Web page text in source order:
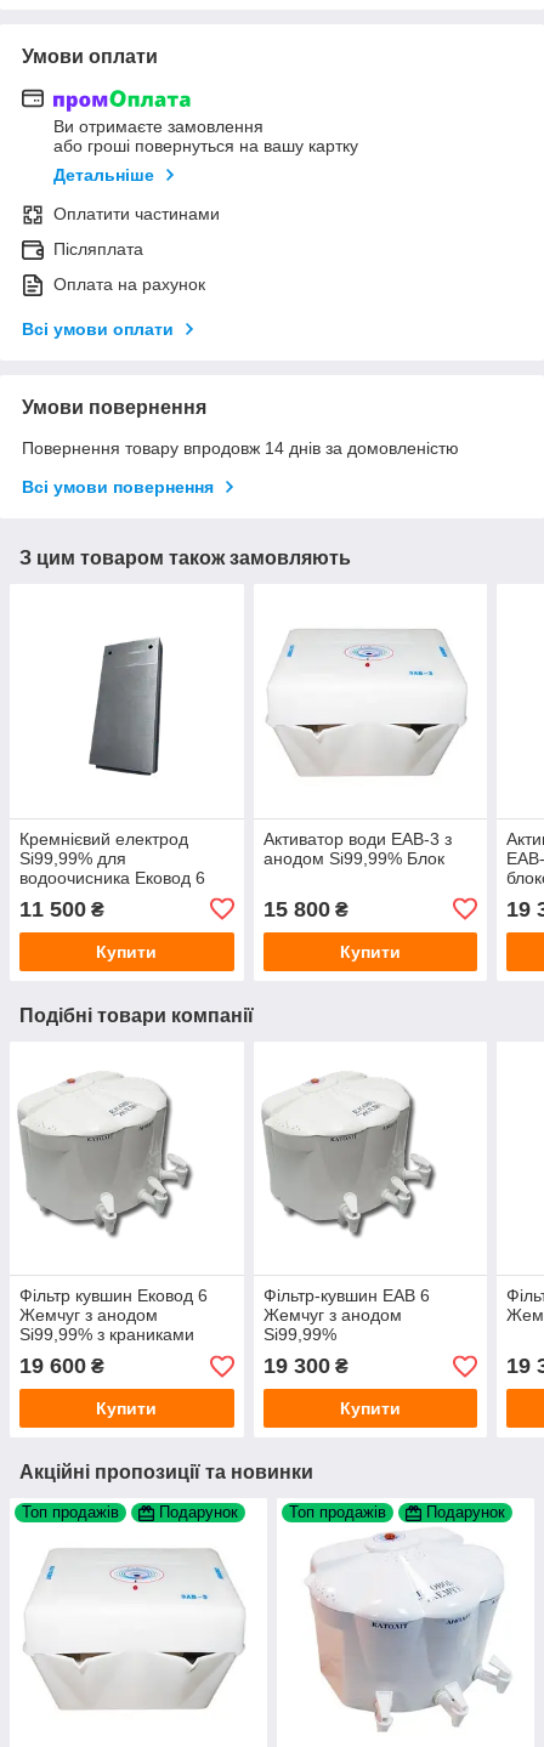
Умови оплати
Ви отримаєте замовлення
або гроші повернуться на вашу картку
Детальніше
Оплатити частинами
Післяплата
Оплата на рахунок
Всі умови оплати
Умови повернення
Повернення товару впродовж 14 днів за домовленістю
Всі умови повернення
З цим товаром також замовляють
Кремнієвий електрод
Si99,99% для
водоочисника Ековод 6
кріпленням
11 500 ₴
Купити
Активатор води ЕАВ-3 з
анодом Si99,99% Блок
15 800₴
Купити
19
Подібні товари компанії
Фільтр кувшин Ековод 6
Жемчуг з анодом
Si99,99% з краниками
США
19 600 ₴
Купити
Фільтр-кувшин ЕАВ 6
Жемчуг з анодом
Si99,99%
19 300₴
Купити
19
Акційні пропозиції та новинки
Топ продажів Подарунок Топ продажів Подарунок